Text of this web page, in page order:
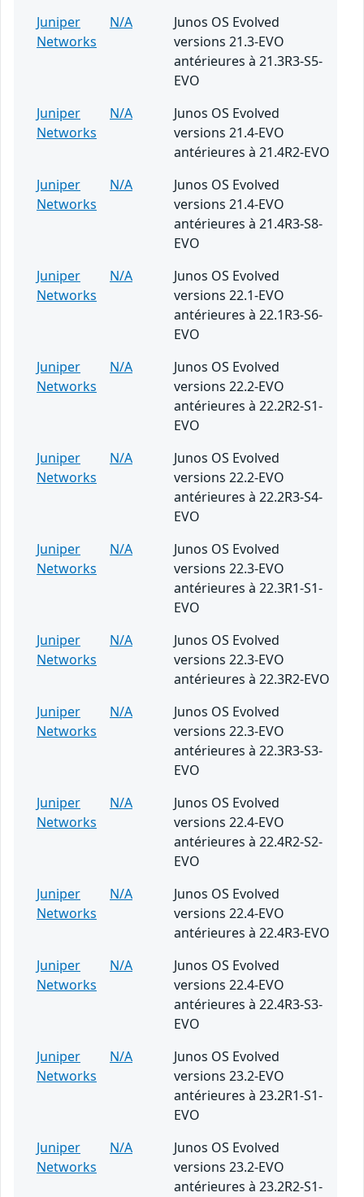
Juniper
Networks
N/A
Junos OS Evolved
versions 21.3-EVO
antérieures à 21.3R3-S5-
EVO
Juniper
Networks
N/A
Junos OS Evolved
versions 21.4-EVO
antérieures à 21.4R2-EVO
Juniper
Networks
N/A
Junos OS Evolved
versions 21.4-EVO
antérieures à 21.4R3-S8-
EVO
Juniper
Networks
N/A
Junos OS Evolved
versions 22.1-EVO
antérieures à 22.1R3-S6-
EVO
Juniper
Networks
N/A
Junos OS Evolved
versions 22.2-EVO
antérieures à 22.2R2-S1-
EVO
Juniper
Networks
N/A
Junos OS Evolved
versions 22.2-EVO
antérieures à 22.2R3-S4-
EVO
Juniper
Networks
N/A
Junos OS Evolved
versions 22.3-EVO
antérieures à 22.3R1-S1-
EVO
Juniper
Networks
N/A
Junos OS Evolved
versions 22.3-EVO
antérieures à 22.3R2-EVO
Juniper
Networks
N/A
Junos OS Evolved
versions 22.3-EVO
antérieures à 22.3R3-S3-
EVO
Juniper
Networks
N/A
Junos OS Evolved
versions 22.4-EVO
antérieures à 22.4R2-S2-
EVO
Juniper
Networks
N/A
Junos OS Evolved
versions 22.4-EVO
antérieures à 22.4R3-EVO
Juniper
Networks
N/A
Junos OS Evolved
versions 22.4-EVO
antérieures à 22.4R3-S3-
EVO
Juniper
Networks
N/A
Junos OS Evolved
versions 23.2-EVO
antérieures à 23.2R1-S1-
EVO
Juniper
Networks
N/A
Junos OS Evolved
versions 23.2-EVO
antérieures à 23.2R2-S1-